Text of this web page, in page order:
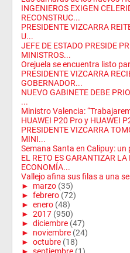
INGENIEROS EXIGEN
RECONSTRUC...
PRESIDENTE VIZCARRA
U...
JEFE DE ESTADO PRESIDE
MINISTROS...
Orejuela se encuentra listo
PRESIDENTE VIZCARRA
GOBERNADOR...
NUEVO GABINETE DEBE
...
Ministro Valencia:
HUAWEI P20 Pro y HUAWEI
PRESIDENTE VIZCARRA
MINI...
Semana Santa en Calipuy:
EL RETO ES GARANTIZAR
ECONOMÍA...
Vallejo afina sus filas a una
► marzo (35)
► febrero (72)
► enero (48)
► 2017 (950)
► diciembre (47)
► noviembre (24)
► octubre (18)